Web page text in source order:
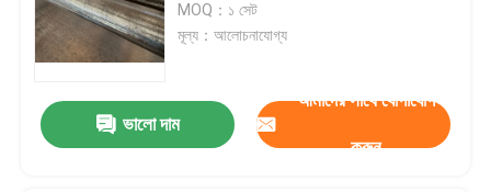
আমাদের সম্পর্কে
গুণমান নিয়ন্ত্রণ
MOQ：১ সেট
মূল্য：আলোচনাযোগ্য
ভালো দাম
আমাদের সাথে যোগাযোগ
করুন